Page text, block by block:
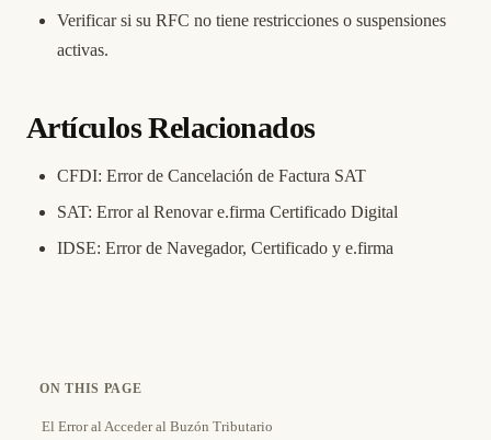
Verificar si su RFC no tiene restricciones o suspensiones
activas.
Artículos Relacionados
CFDI: Error de Cancelación de Factura SAT
SAT: Error al Renovar e.firma Certificado Digital
IDSE: Error de Navegador, Certificado y e.firma
ON THIS PAGE
El Error al Acceder al Buzón Tributario